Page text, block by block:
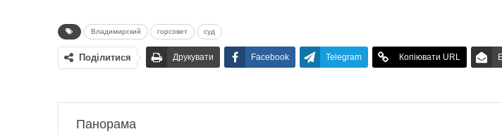
Владимирский горсовет суд
Поділитися Друкувати Facebook Telegram Копіювати URL
Панорама